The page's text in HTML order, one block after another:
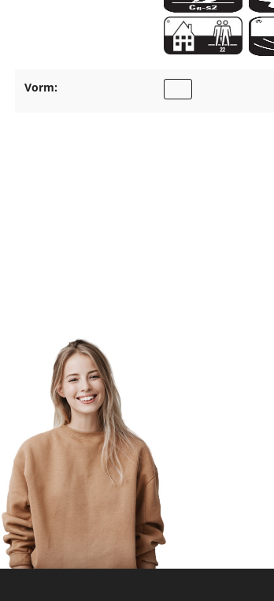
Vorm: